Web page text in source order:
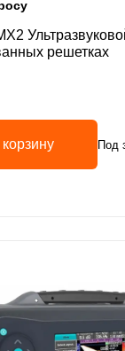
решетках
5
Под